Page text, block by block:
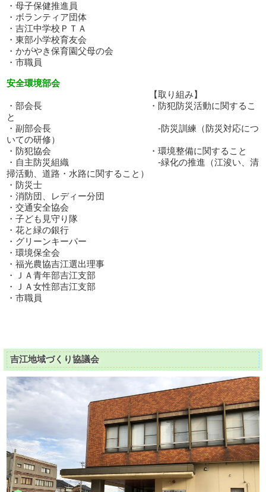
・母子保健推進員
・ボランティア団体
・吉江中学校ＰＴＡ
・東部小学校育友会
・かがやき保育園父母の会
・市職員
安全環境部会
【取り組み】
・部会長 ・防犯防災活動に関するこ
と
・副部会長 -防災訓練（防災対応につ
いての研修）
・防犯協会 ・環境整備に関すること
・自主防災組織 -緑化の推進（江浚い、清
掃活動、道路・水路に関すること）
・防災士
・消防団、レディー分団
・交通安全協会
・子ども見守り隊
・花と緑の銀行
・グリーンキーパー
・環境保全会
・福光農協吉江選出理事
・ＪＡ青年部吉江支部
・ＪＡ女性部吉江支部
・市職員
吉江地域づくり協議会